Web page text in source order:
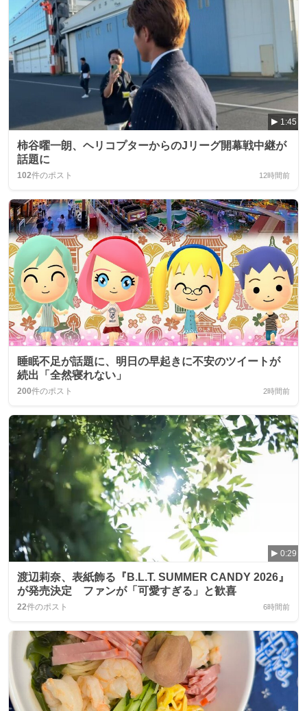
1:45
柿谷曜一朗、ヘリコプターからのJリーグ開幕戦中継が
話題に
102件のポスト 12時間前
睡眠不足が話題に、明日の早起きに不安のツイートが
続出「全然寝れない」
200件のポスト 2時間前
0:29
渡辺莉奈、表紙飾る『B.L.T. SUMMER CANDY 2026』
が発売決定 ファンが「可愛すぎる」と歓喜
22件のポスト 6時間前